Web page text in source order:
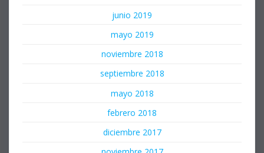
junio 2019
mayo 2019
noviembre 2018
septiembre 2018
mayo 2018
febrero 2018
diciembre 2017